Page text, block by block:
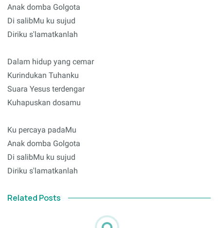
Anak domba Golgota
Di salibMu ku sujud
Diriku s'lamatkanlah
Dalam hidup yang cemar
Kurindukan Tuhanku
Suara Yesus terdengar
Kuhapuskan dosamu
Ku percaya padaMu
Anak domba Golgota
Di salibMu ku sujud
Diriku s'lamatkanlah
Related Posts